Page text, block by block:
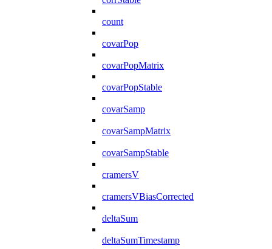
count
covarPop
covarPopMatrix
covarPopStable
covarSamp
covarSampMatrix
covarSampStable
cramersV
cramersVBiasCorrected
deltaSum
deltaSumTimestamp